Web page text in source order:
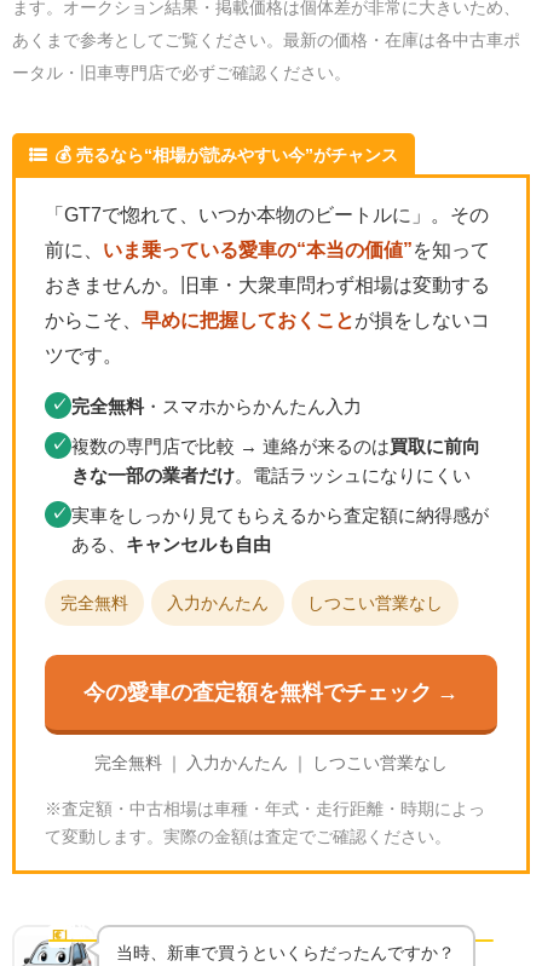
ます。オークション結果・掲載価格は個体差が非常に大きいため、
あくまで参考としてご覧ください。最新の価格・在庫は各中古車ポ
ータル・旧車専門店で必ずご確認ください。
💰 売るなら“相場が読みやすい今”がチャンス
「GT7で惚れて、いつか本物のビートルに」。その
前に、 いま乗っている愛車の“本当の価値”を知って
おきませんか。旧車・大衆車問わず相場は変動する
からこそ、 早めに把握しておくことが損をしないコ
ツです。
✓ 完全無料 ・スマホからかんたん入力
✓ 複数の専門店で比較 → 連絡が来るのは買取に前向
きな一部の業者だけ 。電話ラッシュになりにくい
✓ 実車をしっかり見てもらえるから査定額に納得感が
ある、 キャンセルも自由
完全無料 入力かんたん しつこい営業なし
今の愛車の査定額を無料でチェック →
完全無料 ｜ 入力かんたん ｜ しつこい営業なし
※査定額・中古相場は車種・年式・走行距離・時期によっ
て変動します。実際の金額は査定でご確認ください。
💶 新車価格
当時の新車価格｜「国民のための価格」だったのか
当時、新車で買うといくらだったんですか？